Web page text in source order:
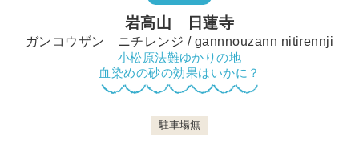
鴨川について
岩高山 日蓮寺
ガンコウザン ニチレンジ / gannnouzann nitirennji
小松原法難ゆかりの地
血染めの砂の効果はいかに？
駐車場無